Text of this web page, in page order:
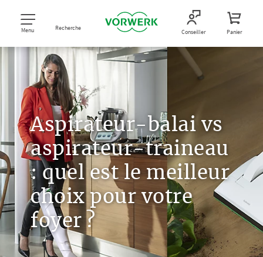
Menu Recherche Conseiller Panier
Aspirateur-balai vs
aspirateur-traineau
: quel est le meilleur
choix pour votre
foyer ?